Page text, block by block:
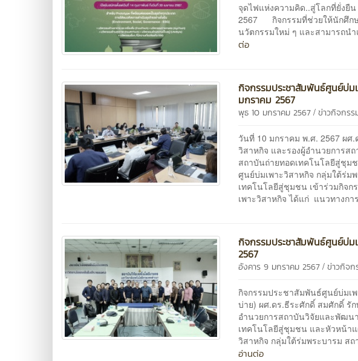
จุดไฟแห่งความคิด..สู่โลกที่ยั่งยืน
2567 กิจกรรมที่ช่วยให้นักศึกษ
นวัตกรรมใหม่ ๆ และสามารถ
ต่อ
กิจกรรมประชาสัมพันธ์ศูนย์บ่
มกราคม 2567
พุธ 10 มกราคม 2567 /ข่าวกิจกรร
วันที่ 10 มกราคม พ.ศ. 2567 ผศ
วิสาหกิจ และรองผู้อำนวยการส
สถาบันถ่ายทอดเทคโนโลยีสู่ชุ
ศูนย์บ่มเพาะวิสาหกิจ กลุ่มใต้ร่
เทคโนโลยีสู่ชุมชน เข้าร่วมกิจ
เพาะวิสาหกิจ ได้แก่ แนวทางก
กิจกรรมประชาสัมพันธ์ศูนย์บ่ม
2567
อังคาร 9 มกราคม 2567 /ข่าวกิจก
กิจกรรมประชาสัมพันธ์ศูนย์บ่มเ
บ่าย) ผศ.ดร.ธีระศักดิ์ สมศักดิ์ รั
อำนวยการสถาบันวิจัยและพัฒน
เทคโนโลยีสู่ชุมชน และหัวหน้า
วิสาหกิจ กลุ่มใต้ร่มพระบารม ส
อ่านต่อ